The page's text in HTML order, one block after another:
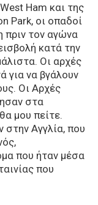
Ham και της
Park, οι οπαδοί
τον αγώνα
κατά την
Οι αρχές
για να βγάλουν
Οι Αρχές
στα
μου πείτε.
στην Αγγλία, που
που ήταν μέσα
που